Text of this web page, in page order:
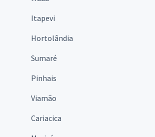
Itapevi
Hortolândia
Sumaré
Pinhais
Viamão
Cariacica